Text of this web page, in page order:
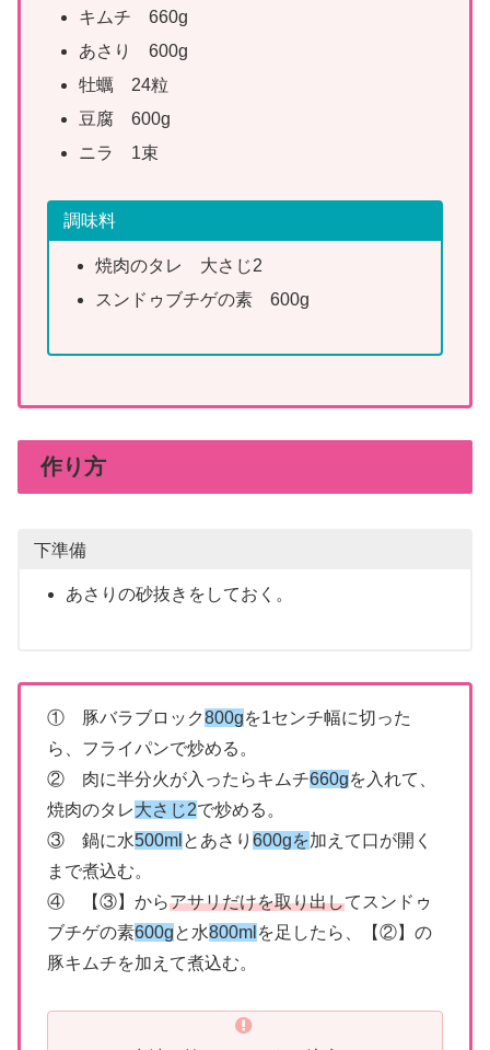
キムチ 660g
あさり 600g
牡蠣 24粒
豆腐 600g
ニラ 1束
調味料
焼肉のタレ 大さじ2
スンドゥブチゲの素 600g
作り方
下準備
あさりの砂抜きをしておく。
① 豚バラブロック800gを1センチ幅に切った
ら、フライパンで炒める。
② 肉に半分火が入ったらキムチ660gを入れて、
焼肉のタレ大さじ2で炒める。
③ 鍋に水500ml とあさり 600gを加えて口が開く
まで煮込む。
④ 【③】からアサリだけを取り出してスンドゥ
ブチゲの素600gと水800ml を足したら、【②】の
豚キムチを加えて煮込む。